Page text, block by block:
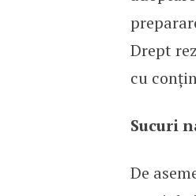
Drept
cu
Sucuri
De